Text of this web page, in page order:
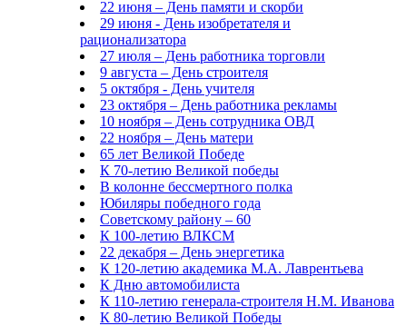
22 июня – День памяти и скорби
29 июня - День изобретателя и
рационализатора
27 июля – День работника торговли
9 августа – День строителя
5 октября - День учителя
23 октября – День работника рекламы
10 ноября – День сотрудника ОВД
22 ноября – День матери
65 лет Великой Победе
К 70-летию Великой победы
В колонне бессмертного полка
Юбиляры победного года
Советскому району – 60
К 100-летию ВЛКСМ
22 декабря – День энергетика
К 120-летию академика М.А. Лаврентьева
К Дню автомобилиста
К 110-летию генерала-строителя Н.М. Иванова
К 80-летию Великой Победы